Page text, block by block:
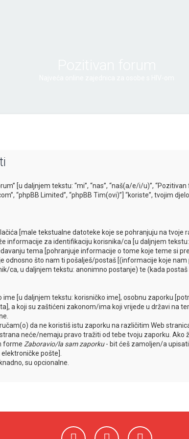
[u daljnjem tekstu: “mi”, “nas”, “naš(a/e/i/u)”,
“phpBB Limited”, “phpBB Tim(ovi)”] “koriste”,
[male tekstualne datoteke koje se pohranjuju na
informacije za identifikaciju korisnika/ca [u daljnjem
tema [pohranjuje informacije o tome koje teme si
odnosno što nam ti pošalješ/postaš [(informacije koje
ca, u daljnjem tekstu: anonimno postanje) te (kada
[u daljnjem tekstu: korisničko ime], osobnu zaporku
a koji su zaštićeni zakonom/ima koji vrijede u državi na
da ne koristiš istu zaporku na različitim Web
neće/nemaju pravo tražiti od tebe tvoju zaporku.
forme Zaboravio/la sam zaporku- bit ćeš zamoljen/a
pošte].
su opcionalne.